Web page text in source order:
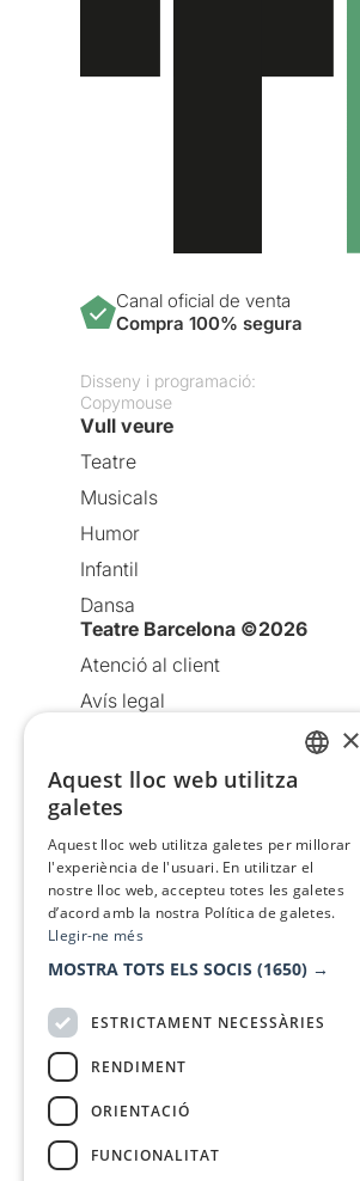
Canal oficial de venta
Compra 100% segura
Disseny i programació:
Copymouse
Vull veure
Teatre
Musicals
Humor
Infantil
Dansa
Teatre Barcelona ©2026
Atenció al client
Avís legal
Política de cookies
Condicions d’ús
Comunicacions comercials i
Anuncia’t
Vull rebre la newsletter de
Amb el suport de
×
Aquest lloc web utilitza
galetes
Aquest lloc web utilitza galetes per millorar
l'experiència de l'usuari. En utilitzar el
nostre lloc web, accepteu totes les galetes
d’acord amb la nostra Política de galetes.
Llegir-ne més
MOSTRA TOTS ELS SOCIS (1650) →
ESTRICTAMENT NECESSÀRIES
RENDIMENT
ORIENTACIÓ
FUNCIONALITAT